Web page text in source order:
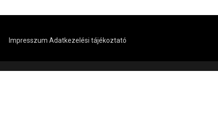
Impresszum Adatkezelési tájékoztató